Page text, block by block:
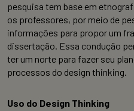
pesquisa tem base em
os professores, por meio de
informações para propor um
dissertação. Essa condução
ter um norte para fazer seu
processos do design thinking.
Uso do Design Thinking